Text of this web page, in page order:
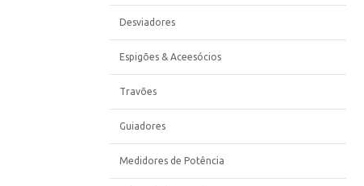
Desviadores
Espigões & Aceesócios
Travões
Guiadores
Medidores de Potência